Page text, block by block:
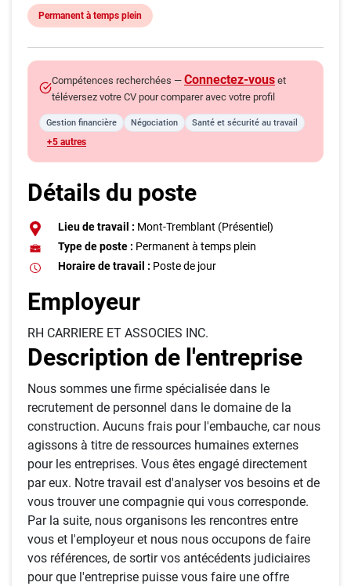
Permanent à temps plein
Compétences recherchées — Connectez-vous et
téléversez votre CV pour comparer avec votre profil
Gestion financière Négociation Santé et sécurité au travail
+5 autres
Détails du poste
Lieu de travail : Mont-Tremblant (Présentiel)
Type de poste : Permanent à temps plein
Horaire de travail : Poste de jour
Employeur
RH CARRIERE ET ASSOCIES INC.
Description de l'entreprise
Nous sommes une firme spécialisée dans le
recrutement de personnel dans le domaine de la
construction. Aucuns frais pour l'embauche, car nous
agissons à titre de ressources humaines externes
pour les entreprises. Vous êtes engagé directement
par eux. Notre travail est d'analyser vos besoins et de
vous trouver une compagnie qui vous corresponde.
Par la suite, nous organisons les rencontres entre
vous et l'employeur et nous nous occupons de faire
vos références, de sortir vos antécédents judiciaires
pour que l'entreprise puisse vous faire une offre